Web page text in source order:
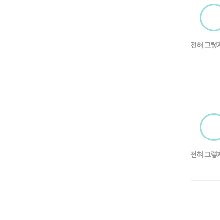
전혀 그렇
전혀 그렇